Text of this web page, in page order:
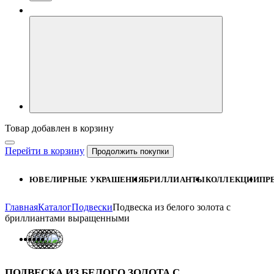
Товар добавлен в корзину
Перейти в корзину Продолжить покупки
ЮВЕЛИРНЫЕ УКРАШЕНИЯБРИЛЛИАНТЫКОЛЛЕКЦИИ
ГлавнаяКаталогПодвескиПодвеска из белого золота с
бриллиантами выращенными